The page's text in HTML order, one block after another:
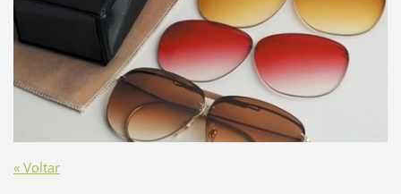
« Voltar